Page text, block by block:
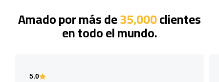
Amado por más de35,000clientes
en todo el mundo.
5.0